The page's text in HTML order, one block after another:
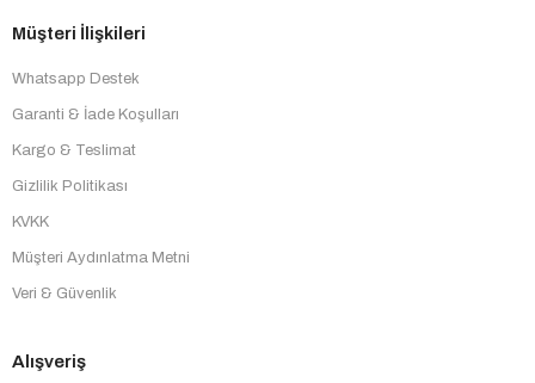
Müşteri İlişkileri
Whatsapp Destek
Garanti & İade Koşulları
Kargo & Teslimat
Gizlilik Politikası
KVKK
Müşteri Aydınlatma Metni
Veri & Güvenlik
Alışveriş